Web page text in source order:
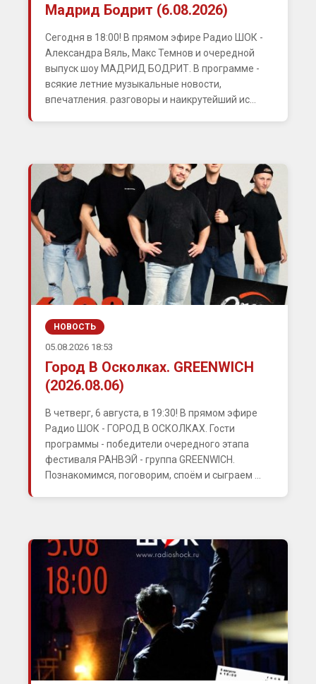
Мадрид Бодрит (6.08.2026)
Сегодня в 18:00! В прямом эфире Радио ШОК -
Александра Вяль, Макс Темнов и очередной
выпуск шоу МАДРИД БОДРИТ. В программе -
всякие летние музыкальные новости,
впечатления. разговоры и наикрутейший ис...
НОВОСТЬ
05.08.2026 18:53
Город В Осколках. GREENWICH
(2026.08.06)
В четверг, 6 августа, в 19:30! В прямом эфире
Радио ШОК - ГОРОД В ОСКОЛКАХ. Гости
программы - победители очередного этапа
фестиваля РАНВЭЙ - группа GREENWICH.
Познакомимся, поговорим, споём и сыграем ...